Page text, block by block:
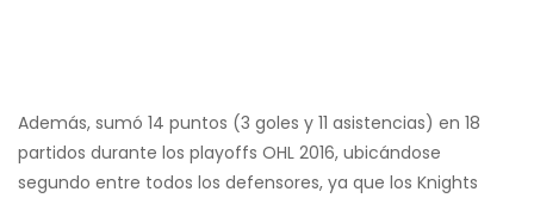
Además, sumó 14 puntos (3 goles y 11 asistencias) en 18
partidos durante los playoffs OHL 2016, ubicándose
segundo entre todos los defensores, ya que los Knights